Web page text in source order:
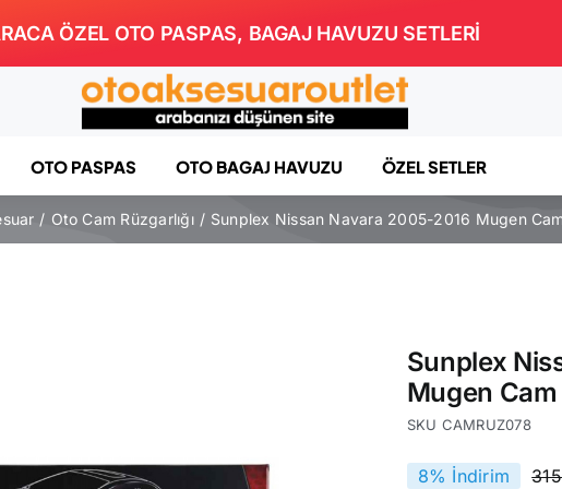
ÖZEL OTO PASPAS, BAGAJ HAVUZU SETLERİ
OTO PASPAS OTO BAGAJ HAVUZU ÖZEL SETLER
Oto Cam Rüzgarlığı Sunplex Nissan Navara 2005-2016 Mugen Cam
Sunplex
Mugen Cam
SKU CAMRUZ078
8% İndirim